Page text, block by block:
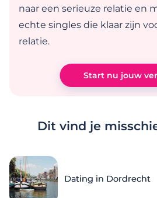
naar een serieuze relatie en
echte singles die klaar zijn
relatie.
Start nu jouw
Dit vind je
Dating in Dordrecht